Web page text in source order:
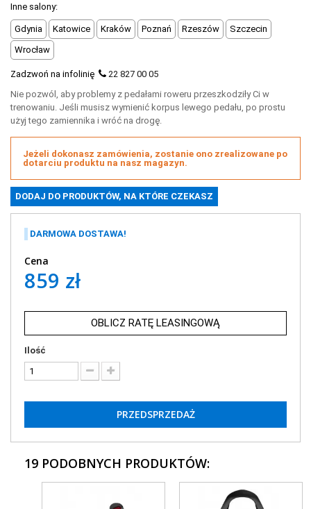
Inne salony:
Gdynia Katowice Kraków Poznań Rzeszów
Szczecin
Wrocław
Zadzwoń na infolinię
22 827 00 05
Nie pozwól, aby problemy z pedałami roweru przeszkodziły Ci w
trenowaniu. Jeśli musisz wymienić korpus lewego pedału, po prostu
użyj tego zamiennika i wróć na drogę.
Jeżeli dokonasz zamówienia, zostanie ono zrealizowane po
dotarciu produktu na nasz magazyn.
DARMOWA DOSTAWA!
Cena
859 zł
OBLICZ RATĘ LEASINGOWĄ
Ilość
PRZEDSPRZEDAŻ
19 PODOBNYCH PRODUKTÓW: